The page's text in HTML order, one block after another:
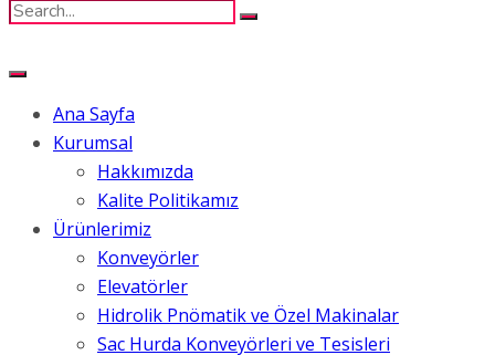
Ana Sayfa
Kurumsal
Hakkımızda
Kalite Politikamız
Ürünlerimiz
Konveyörler
Elevatörler
Hidrolik Pnömatik ve Özel Makinalar
Sac Hurda Konveyörleri ve Tesisleri